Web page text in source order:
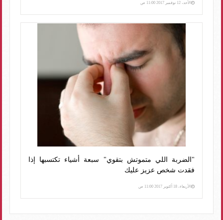
الأحد، 12 نوفمبر 2017 11:00 ص
"الضربة اللي متموتش بتقوي" سبعة أشياء تكتسبها إذا
فقدت شخص عزيز عليك
الأربعاء، 18 أكتوبر 2017 11:00 ص